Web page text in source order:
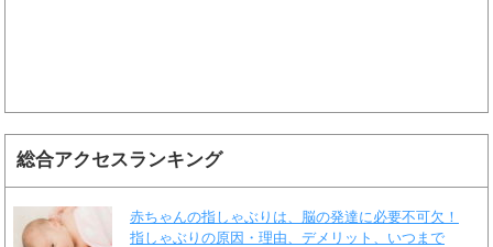
総合アクセスランキング
赤ちゃんの指しゃぶりは、脳の発達に必要不可欠！
指しゃぶりの原因・理由、デメリット、いつまで